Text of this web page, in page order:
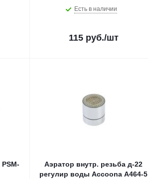
Есть в наличии
115руб./шт
Аэратор внутр. резьба д-22
регулир воды Accoona A464-5